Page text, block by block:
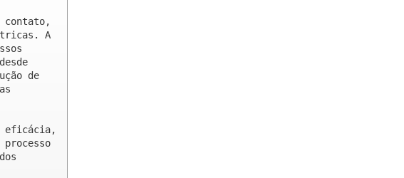
contato,
A
de
eficácia,